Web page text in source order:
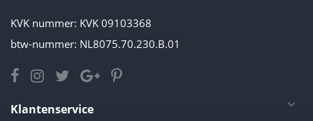
KVK nummer: KVK 09103368
btw-nummer: NL8075.70.230.B.01
Klantenservice